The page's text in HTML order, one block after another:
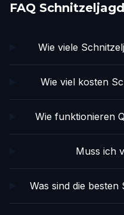
FAQ
Wie viele
Wie viel kosten
Wie funktionieren
Muss ich
Was sind die besten